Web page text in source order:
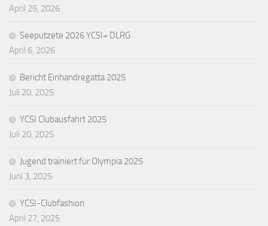
April 25, 2026
Seeputzete 2026 YCSI+ DLRG
April 6, 2026
Bericht Einhandregatta 2025
Juli 20, 2025
YCSI Clubausfahrt 2025
Juli 20, 2025
Jugend trainiert für Olympia 2025
Juni 3, 2025
YCSI-Clubfashion
April 27, 2025